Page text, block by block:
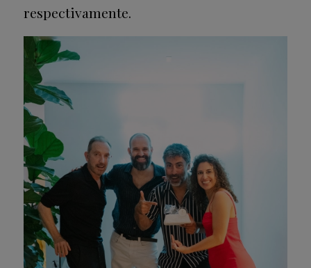
respectivamente.